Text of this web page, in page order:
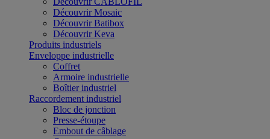
Découvrir Mosaic
Découvrir Batibox
Découvrir Keva
Produits industriels
Enveloppe industrielle
Coffret
Armoire industrielle
Boîtier industriel
Raccordement industriel
Bloc de jonction
Presse-étoupe
Embout de câblage